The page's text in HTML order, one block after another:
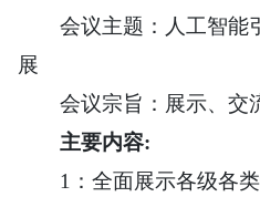
会议主题：人工智能
展
会议宗旨：展示、交
主要内容:
1：全面展示各级各类